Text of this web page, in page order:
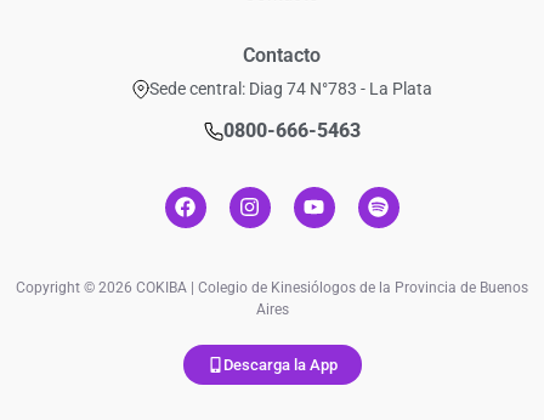
Contacto
Sede central: Diag 74 N°783 - La Plata
0800-666-5463
Copyright © 2026 COKIBA | Colegio de Kinesiólogos de la Provincia de Buenos
Aires
Descarga la App